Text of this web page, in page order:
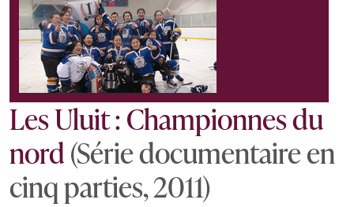
Les Uluit : Championnes du
nord(Série documentaire en
cinq parties, 2011)